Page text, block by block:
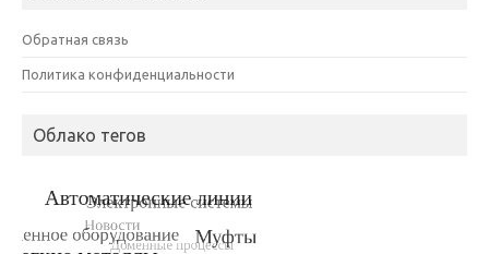
Обратная связь
Политика конфиденциальности
Облако тегов